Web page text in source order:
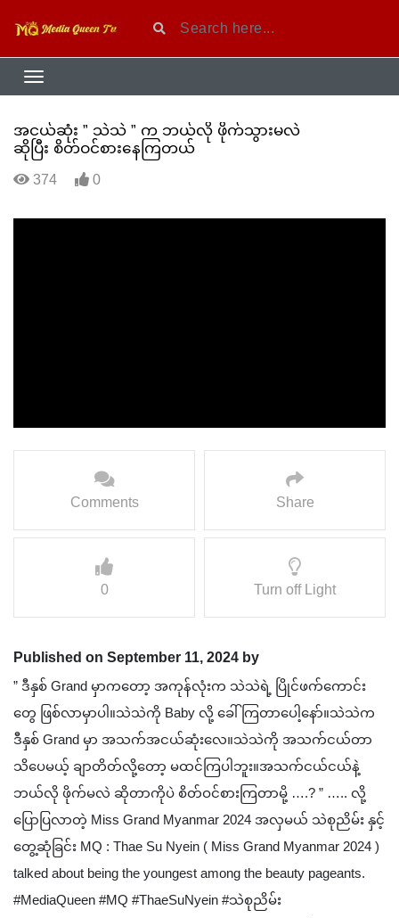
အငယ်ဆုံး ” သဲသဲ ” က ဘယ်လို ဖိုက်သွားမလဲ
ဆိုပြီး စိတ်ဝင်စားနေကြတယ်
374 0
Comments Share
0 Turn off Light
Published on September 11, 2024 by
” ဒီနှစ် Grand မှာကတော့ အကုန်လုံးက သဲသဲရဲ့ ပြိုင်ဖက်ကောင်း
တွေ ဖြစ်လာမှာပါ။သဲသဲကို Baby လို့ ခေါ်ကြတာပေါ့နော်။သဲသဲက
ဒီနှစ် Grand မှာ အသက်အငယ်ဆုံးလေ။သဲသဲကို အသက်ငယ်တာ
သိပေမယ့် ချာတိတ်လို့တော့ မထင်ကြပါဘူး။အသက်ငယ်ငယ်နဲ့
ဘယ်လို ဖိုက်မလဲ ဆိုတာကိုပဲ စိတ်ဝင်စားကြတာမို့ ….? ” ….. လို့
ပြောပြလာတဲ့ Miss Grand Myanmar 2024 အလှမယ် သဲစုညိမ်း နှင့်
တွေ့ဆုံခြင်း MQ : Thae Su Nyein ( Miss Grand Myanmar 2024 )
talked about being the youngest among the beauty pageants.
#MediaQueen #MQ #ThaeSuNyein #သဲစုညိမ်း